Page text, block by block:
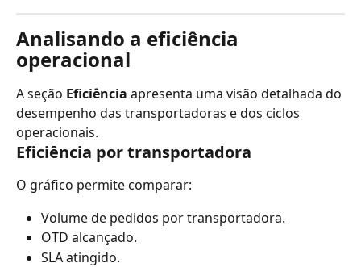
Analisando a eficiência
operacional
A seção Eficiência apresenta uma visão detalhada do
desempenho das transportadoras e dos ciclos
operacionais.
Eficiência por transportadora
O gráfico permite comparar:
Volume de pedidos por transportadora.
OTD alcançado.
SLA atingido.